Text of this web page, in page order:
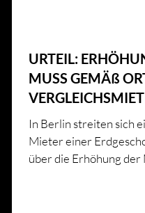
URTEIL:
MUSS GEMÄß
In Berlin streiten sich
Mieter einer
über die Erhöhung der